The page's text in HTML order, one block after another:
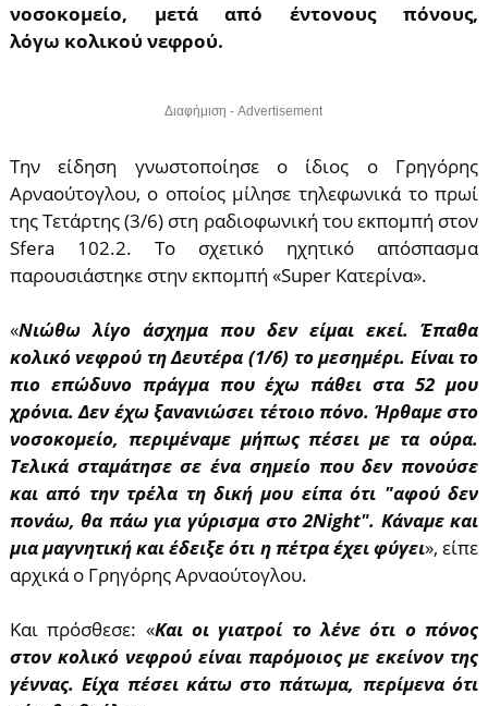
νοσοκομείο, μετά από έντονους πόνους,
λόγω κολικού νεφρού.
Διαφήμιση - Advertisement
Την είδηση γνωστοποίησε ο ίδιος ο Γρηγόρης
Αρναούτογλου, ο οποίος μίλησε τηλεφωνικά το πρωί
της Τετάρτης (3/6) στη ραδιοφωνική του εκπομπή στον
Sfera 102.2. Το σχετικό ηχητικό απόσπασμα
παρουσιάστηκε στην εκπομπή «Super Κατερίνα».
«Νιώθω λίγο άσχημα που δεν είμαι εκεί. Έπαθα
κολικό νεφρού τη Δευτέρα (1/6) το μεσημέρι. Είναι το
πιο επώδυνο πράγμα που έχω πάθει στα 52 μου
χρόνια. Δεν έχω ξανανιώσει τέτοιο πόνο. Ήρθαμε στο
νοσοκομείο, περιμέναμε μήπως πέσει με τα oύρα.
Τελικά σταμάτησε σε ένα σημείο που δεν πονούσε
και από την τρέλα τη δική μου είπα ότι "αφού δεν
πονάω, θα πάω για γύρισμα στο 2Night". Κάναμε και
μια μαγνητική και έδειξε ότι η πέτρα έχει φύγει», είπε
αρχικά ο Γρηγόρης Αρναούτογλου.
Και πρόσθεσε: «Και οι γιατροί το λένε ότι ο πόνος
στον κολικό νεφρού είναι παρόμοιος με εκείνον της
γέννας. Είχα πέσει κάτω στο πάτωμα, περίμενα ότι